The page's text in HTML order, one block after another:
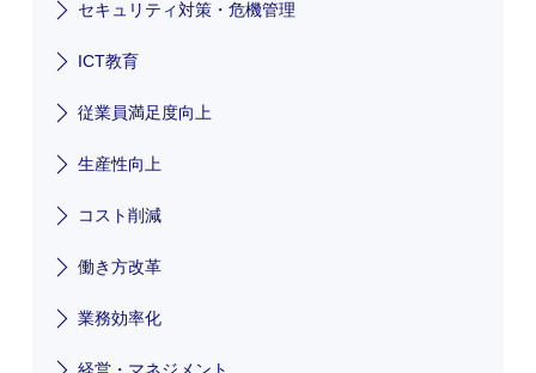
セキュリティ対策・危機管理
ICT教育
従業員満足度向上
生産性向上
コスト削減
働き方改革
業務効率化